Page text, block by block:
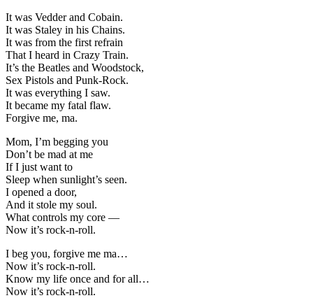
It was Vedder and Cobain.
It was Staley in his Chains.
It was from the first refrain
That I heard in Crazy Train.
It’s the Beatles and Woodstock,
Sex Pistols and Punk-Rock.
It was everything I saw.
It became my fatal flaw.
Forgive me, ma.
Mom, I’m begging you
Don’t be mad at me
If I just want to
Sleep when sunlight’s seen.
I opened a door,
And it stole my soul.
What controls my core —
Now it’s rock-n-roll.
I beg you, forgive me ma…
Now it’s rock-n-roll.
Know my life once and for all…
Now it’s rock-n-roll.